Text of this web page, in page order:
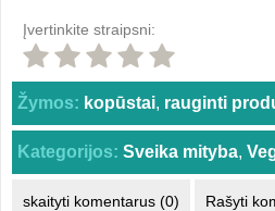
Įvertinkite straipsni:
Žymos: kopūstai, rauginti
Kategorijos: Sveika mityba,
skaityti komentarus (0) Rašyti